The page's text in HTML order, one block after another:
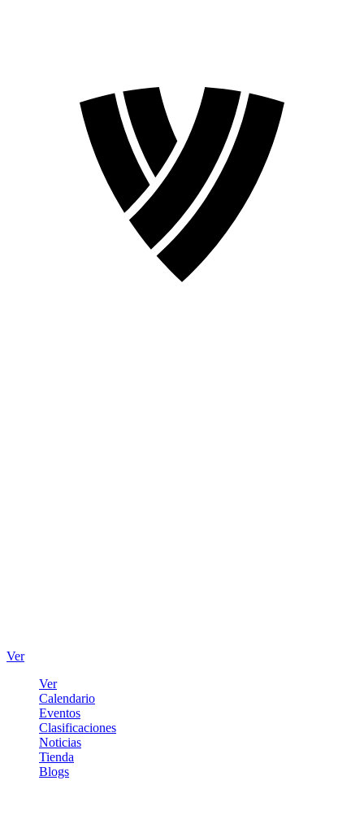
Ver
Ver
Calendario
Eventos
Clasificaciones
Noticias
Tienda
Blogs